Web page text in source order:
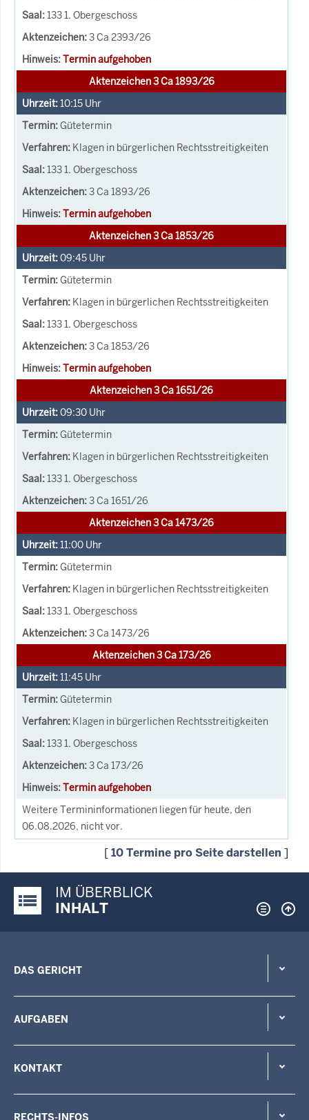
133 1. Obergeschoss
3 Ca 2393/26
Termin aufgehoben
Aktenzeichen 3 Ca 1893/26
10:15 Uhr
Gütetermin
Klagen in bürgerlichen Rechtsstreitigkeiten
133 1. Obergeschoss
3 Ca 1893/26
Termin aufgehoben
Aktenzeichen 3 Ca 1853/26
09:45 Uhr
Gütetermin
Klagen in bürgerlichen Rechtsstreitigkeiten
133 1. Obergeschoss
3 Ca 1853/26
Termin aufgehoben
Aktenzeichen 3 Ca 1651/26
09:30 Uhr
Gütetermin
Klagen in bürgerlichen Rechtsstreitigkeiten
133 1. Obergeschoss
3 Ca 1651/26
Aktenzeichen 3 Ca 1473/26
11:00 Uhr
Gütetermin
Klagen in bürgerlichen Rechtsstreitigkeiten
133 1. Obergeschoss
3 Ca 1473/26
Aktenzeichen 3 Ca 173/26
11:45 Uhr
Gütetermin
Klagen in bürgerlichen Rechtsstreitigkeiten
133 1. Obergeschoss
3 Ca 173/26
Termin aufgehoben
Weitere Termininformationen liegen für heute, den
06.08.2026, nicht vor.
[10 Termine pro Seite darstellen ]
Justiz-Portal im Überblick:
IM ÜBERBLICK
INHALT
DAS GERICHT
AUFGABEN
KONTAKT
RECHTS-INFOS